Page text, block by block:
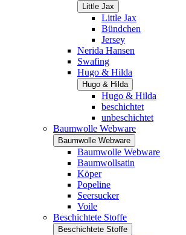
Little Jax
Little Jax
Bündchen
Jersey
Nerida Hansen
Swafing
Hugo & Hilda
Hugo & Hilda
Hugo & Hilda
beschichtet
unbeschichtet
Baumwolle Webware
Baumwolle Webware
Baumwolle Webware
Baumwollsatin
Köper
Popeline
Seersucker
Voile
Beschichtete Stoffe
Beschichtete Stoffe